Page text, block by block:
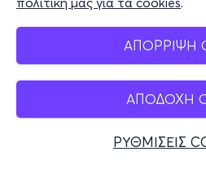
ΑΠΟΡΡΙΨΗ
ΑΠΟΔΟΧΗ
ΡΥΘΜΙΣΕΙΣ
Mobile app